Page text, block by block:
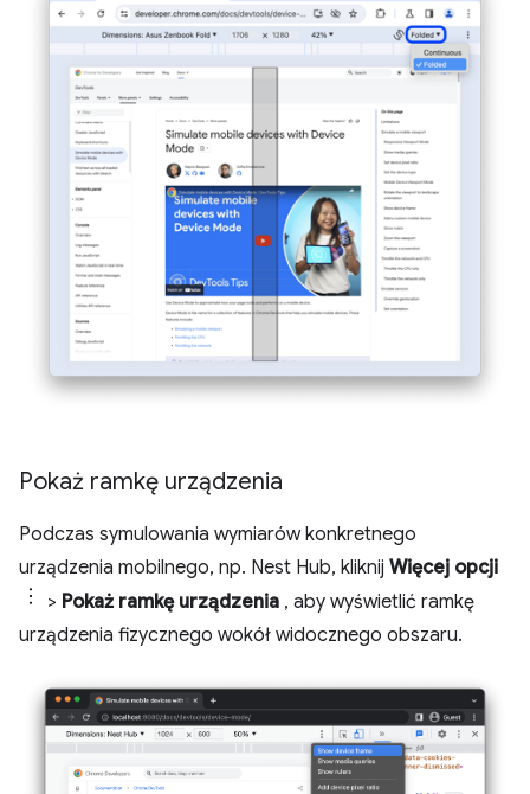
Pokaż ramkę urządzenia
Podczas symulowania wymiarów konkretnego
urządzenia mobilnego, np. Nest Hub, kliknij Więcej opcji
> Pokaż ramkę urządzenia , aby wyświetlić ramkę
urządzenia fizycznego wokół widocznego obszaru.